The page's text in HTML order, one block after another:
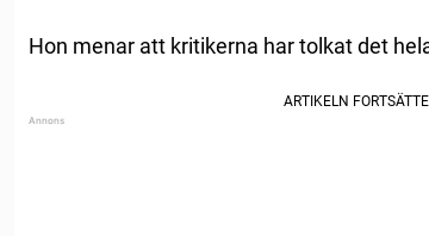
Hon menar att kritikerna har tolkat det